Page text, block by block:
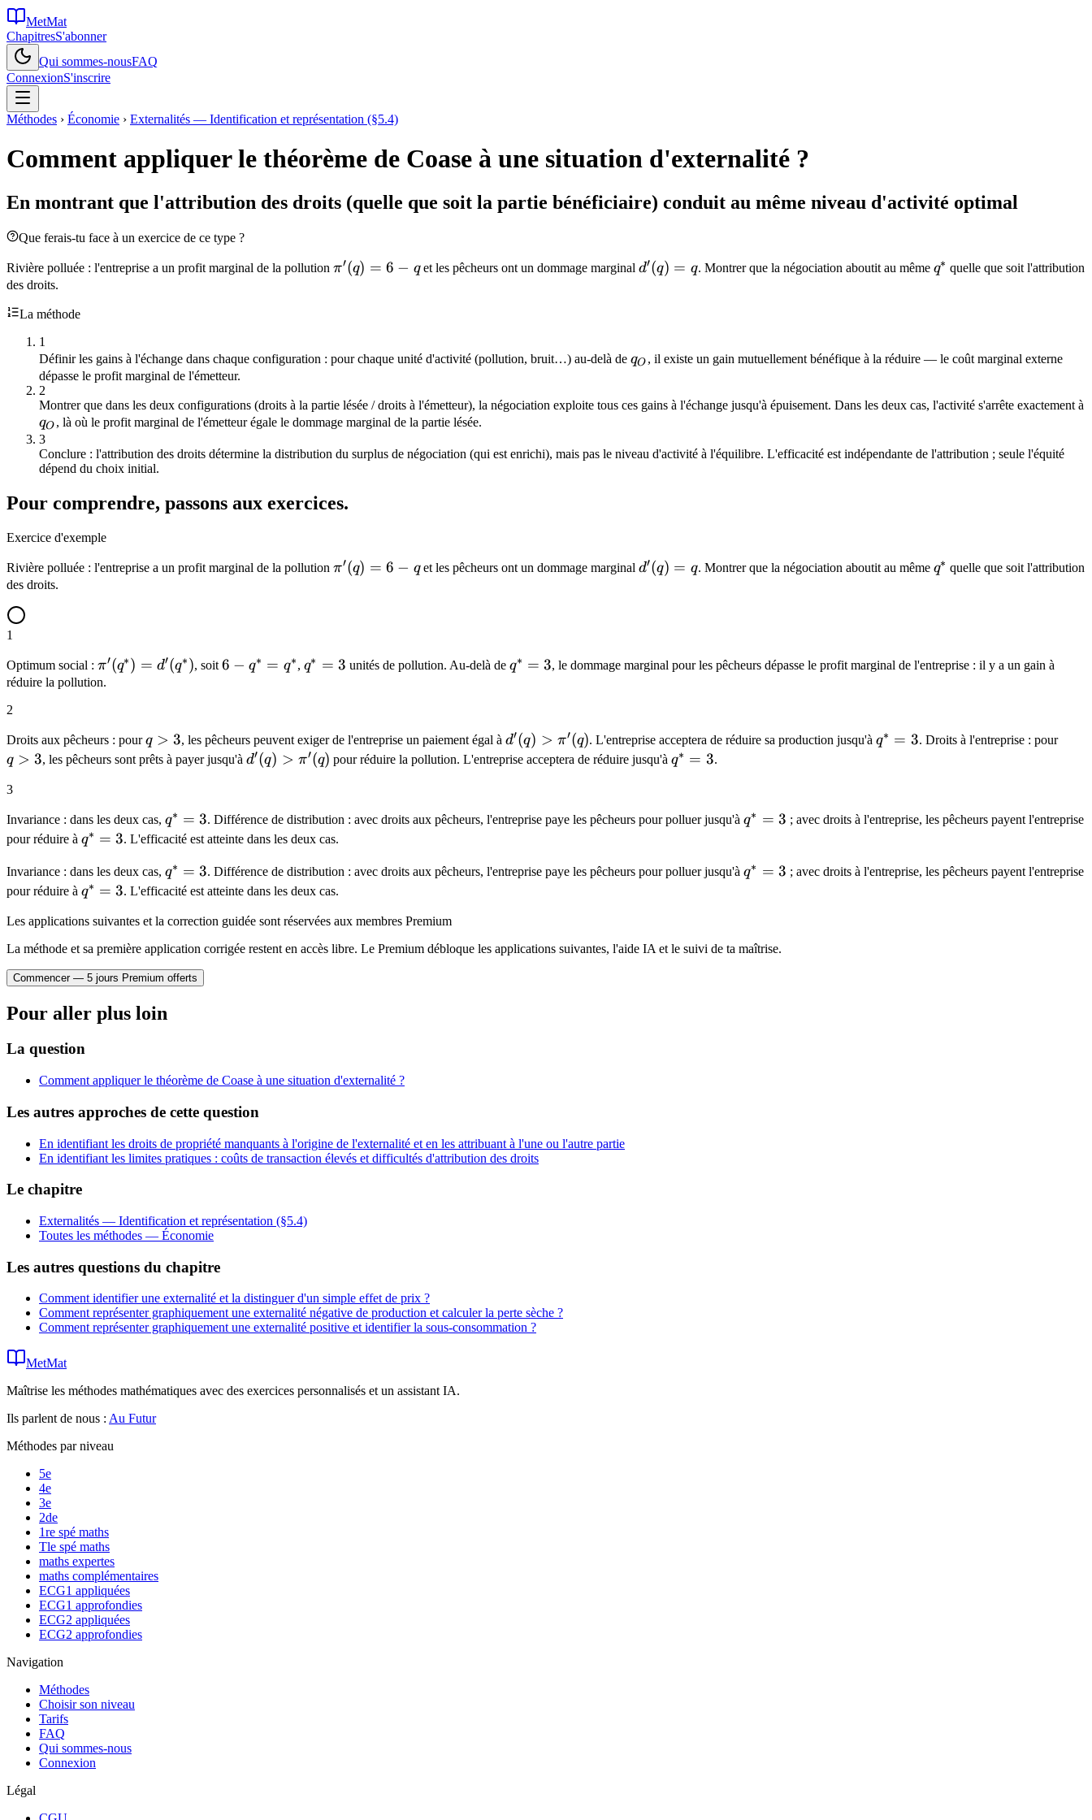
MetMat
ChapitresS'abonner
Qui sommes-nousFAQ
ConnexionS'inscrire
Méthodes › Économie › Externalités — Identification et représentation (§5.4)
Comment appliquer le théorème de Coase à une situation d'externalité ?
En montrant que l'attribution des droits (quelle que soit la partie bénéficiaire) conduit au même niveau d'activité optimal
Que ferais-tu face à un exercice de ce type ?
Rivière polluée : l'entreprise a un profit marginal de la pollution \pi'(q)
π′(q) = 6 − qet les pêcheurs ont un dommage marginald'(q)
d′(q) = q. Montrer que la négociation aboutit au même q^*
q∗ quelle que soit l'attribution
des droits.
La méthode
1
Définir les gains à l'échange dans chaque configuration : pour chaque unité d'activité (pollution, bruit…) au-delà de q_O
qO , il existe un gain mutuellement bénéfique à la réduire — le coût marginal externe
dépasse le profit marginal de l'émetteur.
2
Montrer que dans les deux configurations (droits à la partie lésée / droits à l'émetteur), la négociation exploite tous ces gains à l'échange jusqu'à épuisement. Dans les deux cas, l'activité s'arrête exactement à
q_O
qO , là où le profit marginal de l'émetteur égale le dommage marginal de la partie lésée.
3
Conclure : l'attribution des droits détermine la distribution du surplus de négociation (qui est enrichi), mais pas le niveau d'activité à l'équilibre. L'efficacité est indépendante de l'attribution ; seule l'équité
dépend du choix initial.
Pour comprendre, passons aux exercices.
Exercice d'exemple
Rivière polluée : l'entreprise a un profit marginal de la pollution \pi'(q)
π′(q) = 6 − qet les pêcheurs ont un dommage marginald'(q)
d′(q) = q. Montrer que la négociation aboutit au même q^*
q∗ quelle que soit l'attribution
des droits.
1
Optimum social : \pi'(q^*)
=
π′(q∗) = d′(q∗), soit 6 -
6 − q∗ = q∗, q^*
q∗ = 3 unités de pollution. Au-delà de q^*
q∗ = 3, le dommage marginal pour les pêcheurs dépasse le profit marginal de l'entreprise : il y a un gain à
réduire la pollution.
2
Droits aux pêcheurs : pourq
>
q > 3, les pêcheurs peuvent exiger de l'entreprise un paiement égal àd'(q)
>
d′(q) > π′(q). L'entreprise acceptera de réduire sa production jusqu'àq^*
q∗ = 3. Droits à l'entreprise : pourq
q > 3, les pêcheurs sont prêts à payer jusqu'àd'(q)
d′(q) > π′(q) pour réduire la pollution. L'entreprise acceptera de réduire jusqu'àq^*
q∗ = 3.
3
Invariance : dans les deux cas, q^*
= 3
q∗ = 3. Différence de distribution : avec droits aux pêcheurs, l'entreprise paye les pêcheurs pour polluer jusqu'àq^*
q∗ = 3 ; avec droits à l'entreprise, les pêcheurs payent l'entreprise
pour réduire à q^*
q∗ = 3. L'efficacité est atteinte dans les deux cas.
Invariance : dans les deux cas, q^*
= 3
q∗ = 3. Différence de distribution : avec droits aux pêcheurs, l'entreprise paye les pêcheurs pour polluer jusqu'àq^*
q∗ = 3 ; avec droits à l'entreprise, les pêcheurs payent l'entreprise
pour réduire à q^*
q∗ = 3. L'efficacité est atteinte dans les deux cas.
Les applications suivantes et la correction guidée sont réservées aux membres Premium
La méthode et sa première application corrigée restent en accès libre. Le Premium débloque les applications suivantes, l'aide IA et le suivi de ta maîtrise.
Commencer — 5 jours Premium offerts
Pour aller plus loin
La question
Comment appliquer le théorème de Coase à une situation d'externalité ?
Les autres approches de cette question
En identifiant les droits de propriété manquants à l'origine de l'externalité et en les attribuant à l'une ou l'autre partie
En identifiant les limites pratiques : coûts de transaction élevés et difficultés d'attribution des droits
Le chapitre
Externalités — Identification et représentation (§5.4)
Toutes les méthodes — Économie
Les autres questions du chapitre
Comment identifier une externalité et la distinguer d'un simple effet de prix ?
Comment représenter graphiquement une externalité négative de production et calculer la perte sèche ?
Comment représenter graphiquement une externalité positive et identifier la sous-consommation ?
MetMat
Maîtrise les méthodes mathématiques avec des exercices personnalisés et un assistant IA.
Ils parlent de nous : Au Futur
Méthodes par niveau
5e
4e
3e
2de
1re spé maths
Tle spé maths
maths expertes
maths complémentaires
ECG1 appliquées
ECG1 approfondies
ECG2 appliquées
ECG2 approfondies
Navigation
Méthodes
Choisir son niveau
Tarifs
FAQ
Qui sommes-nous
Connexion
Légal